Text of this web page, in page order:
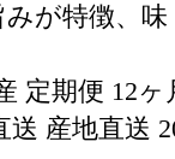
が特徴、
定期便 12
送 産地直送